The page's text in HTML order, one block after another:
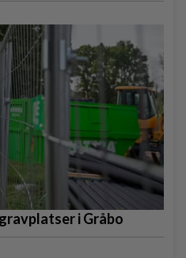
i Gråbo